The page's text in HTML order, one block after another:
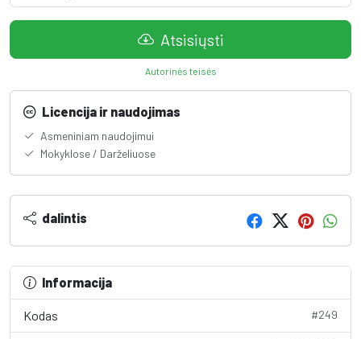
Atsisiųsti
Autorinės teisės
Licencija ir naudojimas
Asmeniniam naudojimui
Mokyklose / Darželiuose
dalintis
Informacija
Kodas #249